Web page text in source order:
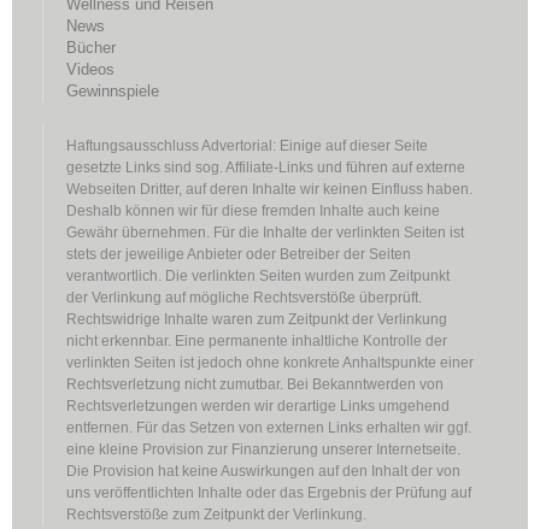
Wellness und Reisen
News
Bücher
Videos
Gewinnspiele
Haftungsausschluss Advertorial: Einige auf dieser Seite
gesetzte Links sind sog. Affiliate-Links und führen auf externe
Webseiten Dritter, auf deren Inhalte wir keinen Einfluss haben.
Deshalb können wir für diese fremden Inhalte auch keine
Gewähr übernehmen. Für die Inhalte der verlinkten Seiten ist
stets der jeweilige Anbieter oder Betreiber der Seiten
verantwortlich. Die verlinkten Seiten wurden zum Zeitpunkt
der Verlinkung auf mögliche Rechtsverstöße überprüft.
Rechtswidrige Inhalte waren zum Zeitpunkt der Verlinkung
nicht erkennbar. Eine permanente inhaltliche Kontrolle der
verlinkten Seiten ist jedoch ohne konkrete Anhaltspunkte einer
Rechtsverletzung nicht zumutbar. Bei Bekanntwerden von
Rechtsverletzungen werden wir derartige Links umgehend
entfernen. Für das Setzen von externen Links erhalten wir ggf.
eine kleine Provision zur Finanzierung unserer Internetseite.
Die Provision hat keine Auswirkungen auf den Inhalt der von
uns veröffentlichten Inhalte oder das Ergebnis der Prüfung auf
Rechtsverstöße zum Zeitpunkt der Verlinkung.